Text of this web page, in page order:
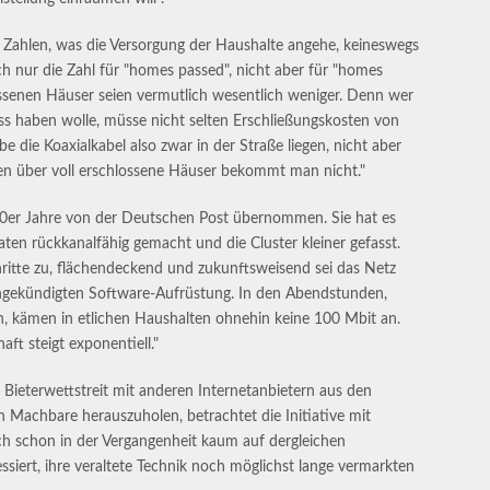
was die Versorgung der Haushalte angehe, keineswegs
nur die Zahl für "homes passed", nicht aber für "homes
Häuser seien vermutlich wesentlich weniger. Denn wer
haben wolle, müsse nicht selten Erschließungskosten von
die Koaxialkabel also zwar in der Straße liegen, nicht aber
über voll erschlossene Häuser bekommt man nicht."
Jahre von der Deutschen Post übernommen. Sie hat es
rückkanalfähig gemacht und die Cluster kleiner gefasst.
zu, flächendeckend und zukunftsweisend sei das Netz
Software-Aufrüstung. In den Abendstunden,
kämen in etlichen Haushalten ohnehin keine 100 Mbit an.
steigt exponentiell."
mit anderen Internetanbietern aus den
Machbare herauszuholen, betrachtet die Initiative mit
schon in der Vergangenheit kaum auf dergleichen
ihre veraltete Technik noch möglichst lange vermarkten